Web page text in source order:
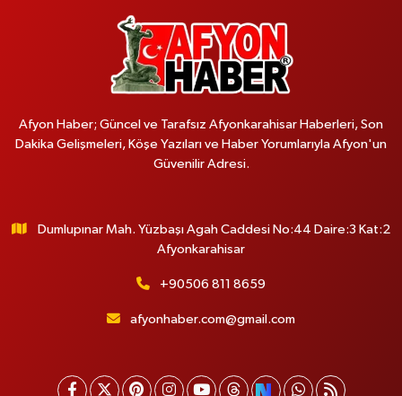
Afyon Haber; Güncel ve Tarafsız Afyonkarahisar Haberleri, Son
Dakika Gelişmeleri, Köşe Yazıları ve Haber Yorumlarıyla Afyon'un
Güvenilir Adresi.
Dumlupınar Mah. Yüzbaşı Agah Caddesi No:44 Daire:3 Kat:2
Afyonkarahisar
+90506 811 8659
afyonhaber.com@gmail.com